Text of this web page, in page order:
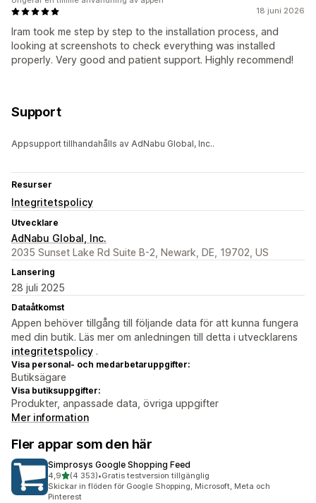
18 juni 2026
Iram took me step by step to the installation process, and
looking at screenshots to check everything was installed
properly. Very good and patient support. Highly recommend!
Support
Appsupport tillhandahålls av AdNabu Global, Inc..
Resurser
Integritetspolicy
Utvecklare
AdNabu Global, Inc.
2035 Sunset Lake Rd Suite B-2, Newark, DE, 19702, US
Lansering
28 juli 2025
Dataåtkomst
Appen behöver tillgång till följande data för att kunna fungera
med din butik. Läs mer om anledningen till detta i utvecklarens
integritetspolicy .
Visa personal- och medarbetaruppgifter:
Butiksägare
Visa butiksuppgifter:
Produkter, anpassade data, övriga uppgifter
Mer information
Fler appar som den här
Simprosys Google Shopping Feed
4,9av 5 stjärnor
(4 353)
4353 recensioner totalt
•Gratis testversion tillgänglig
Skickar in flöden för Google Shopping, Microsoft, Meta och
Pinterest